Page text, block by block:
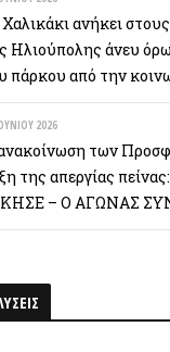
ανήκει
Ηλιούπολης άνευ
πάρκου από την
2026
των
της απεργίας
– Ο ΑΓΩΝΑΣ